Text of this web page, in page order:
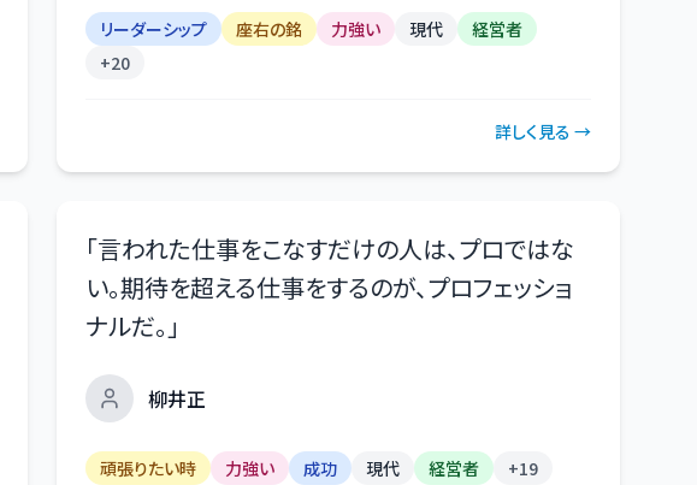
リーダーシップ 座右の銘 力強い 現代
経営者
+20
詳しく見る →
「言われた仕事をこなすだけの人は、プロではな
い。期待を超える仕事をするのが、プロフェッショ
ナルだ。 」
柳井正
頑張りたい時 力強い 成功 現代 経営者 +19